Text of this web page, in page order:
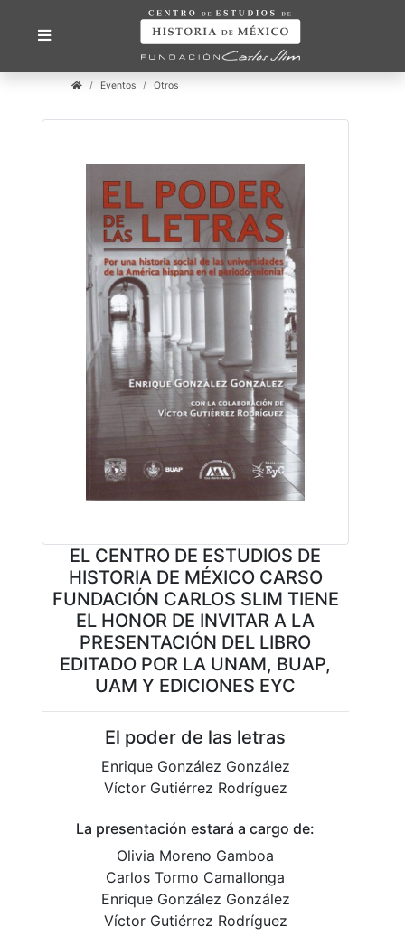
Eventos Otros
EL CENTRO DE ESTUDIOS DE
HISTORIA DE MÉXICO CARSO
FUNDACIÓN CARLOS SLIM TIENE
EL HONOR DE INVITAR A LA
PRESENTACIÓN DEL LIBRO
EDITADO POR LA UNAM, BUAP,
UAM Y EDICIONES EYC​
El poder de las letras
Enrique González González
Víctor Gutiérrez Rodríguez
La presentación estará a cargo de:
Olivia Moreno Gamboa
Carlos Tormo Camallonga
Enrique González González
Víctor Gutiérrez Rodríguez